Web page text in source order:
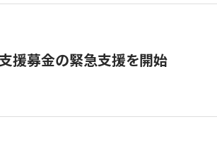
援募金の緊急支援を開始